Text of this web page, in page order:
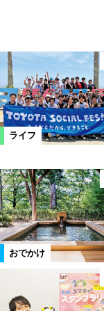
ライフ
おでかけ